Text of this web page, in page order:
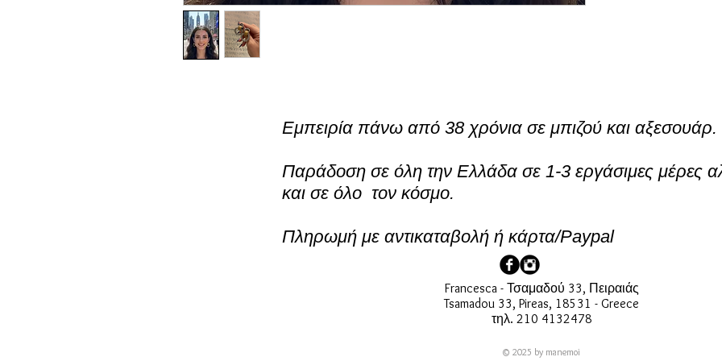
Εμπειρία πάνω από 38 χρόνια σε μπιζού και αξεσουάρ.
Παράδοση σε όλη την Ελλάδα σε 1-3 εργάσιμες μέρες
και σε όλο τον κόσμο.
Πληρωμή με αντικαταβολή ή κάρτα/Paypal
Francesca - Τσαμαδού 33, Πειραιάς
Tsamadou 33, Pireas, 18531 - Greece
τηλ. 210 4132478
© 2025 by manemoi